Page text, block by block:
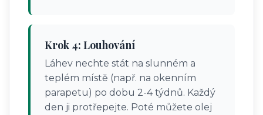
Krok 4: Louhování
Láhev nechte stát na slunném a
teplém místě (např. na okenním
parapetu) po dobu 2-4 týdnů. Každý
den ji protřepejte. Poté můžete olej